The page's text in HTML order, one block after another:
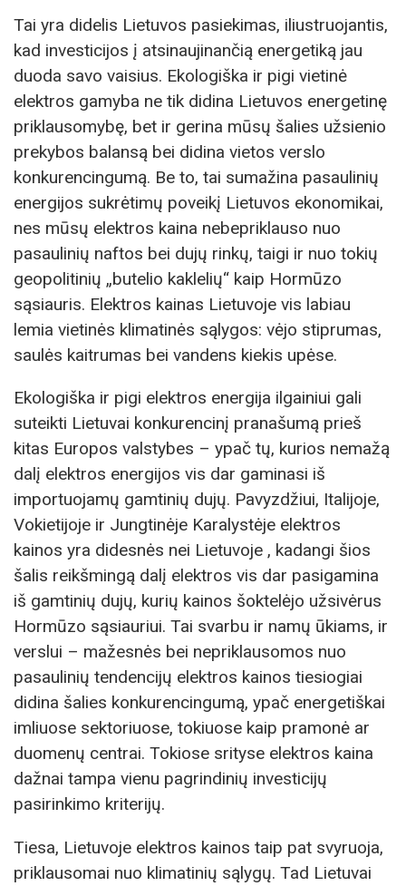
Tai yra didelis Lietuvos pasiekimas, iliustruojantis,
kad investicijos į atsinaujinančią energetiką jau
duoda savo vaisius. Ekologiška ir pigi vietinė
elektros gamyba ne tik didina Lietuvos energetinę
priklausomybę, bet ir gerina mūsų šalies užsienio
prekybos balansą bei didina vietos verslo
konkurencingumą. Be to, tai sumažina pasaulinių
energijos sukrėtimų poveikį Lietuvos ekonomikai,
nes mūsų elektros kaina nebepriklauso nuo
pasaulinių naftos bei dujų rinkų, taigi ir nuo tokių
geopolitinių „butelio kaklelių“ kaip Hormūzo
sąsiauris. Elektros kainas Lietuvoje vis labiau
lemia vietinės klimatinės sąlygos: vėjo stiprumas,
saulės kaitrumas bei vandens kiekis upėse.
Ekologiška ir pigi elektros energija ilgainiui gali
suteikti Lietuvai konkurencinį pranašumą prieš
kitas Europos valstybes – ypač tų, kurios nemažą
dalį elektros energijos vis dar gaminasi iš
importuojamų gamtinių dujų. Pavyzdžiui, Italijoje,
Vokietijoje ir Jungtinėje Karalystėje elektros
kainos yra didesnės nei Lietuvoje , kadangi šios
šalis reikšmingą dalį elektros vis dar pasigamina
iš gamtinių dujų, kurių kainos šoktelėjo užsivėrus
Hormūzo sąsiauriui. Tai svarbu ir namų ūkiams, ir
verslui – mažesnės bei nepriklausomos nuo
pasaulinių tendencijų elektros kainos tiesiogiai
didina šalies konkurencingumą, ypač energetiškai
imliuose sektoriuose, tokiuose kaip pramonė ar
duomenų centrai. Tokiose srityse elektros kaina
dažnai tampa vienu pagrindinių investicijų
pasirinkimo kriterijų.
Tiesa, Lietuvoje elektros kainos taip pat svyruoja,
priklausomai nuo klimatinių sąlygų. Tad Lietuvai